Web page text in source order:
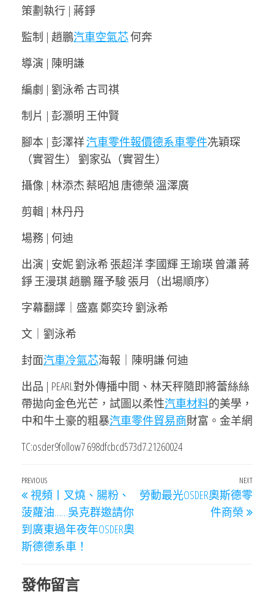
策劃執行 | 蔣錚
監制 | 趙鵬汽車空氣芯何奔
導演 | 陳明謙
編劇 | 劉泳希 古司祺
制片 | 彭灝明 王仲賢
腳本 | 彭澤祥汽車零件報價德系車零件冼穎琛
（實習生） 劉家弘（實習生）
攝像 | 林添杰 蔡昭旭 唐德榮 溫澤廣
剪輯 | 林丹丹
場務 | 何迪
出演 | 安妮 劉泳希 張超洋 李國輝 王瑜瑛 曾瀟 蔣
錚 王漫琪 趙鵬 羅予駿 張月（出場順序）
字幕翻譯｜盛嘉 鄭奕玲 劉泳希
文｜劉泳希
封面汽車冷氣芯海報｜陳明謙 何迪
出品 | PEARL對外傳播中間、林天秤隨即將蕾絲絲
帶拋向金色光芒，試圖以柔性汽車材料的美學，
中和牛土豪的粗暴汽車零件貿易商財富。金羊網
TC:osder9follow7 698dfcbcd573d7.21260024
文
章
導
覽
Previous
Post
PREVIOUS
視頻丨叉燒、腸粉、
菠蘿油……吳克群邀請你
到廣東過年夜年OSDER奧
斯德德系車！
Next
Post
NEXT
勞動最光OSDER奧斯德零
件商榮
發佈留言